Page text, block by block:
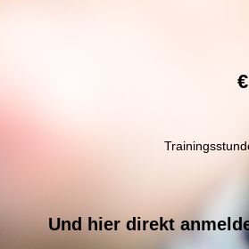
Und hier direkt